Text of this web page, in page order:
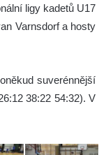
ligy kadetů U17
Varnsdorf a hosty
suverénnější
38:22 54:32). V